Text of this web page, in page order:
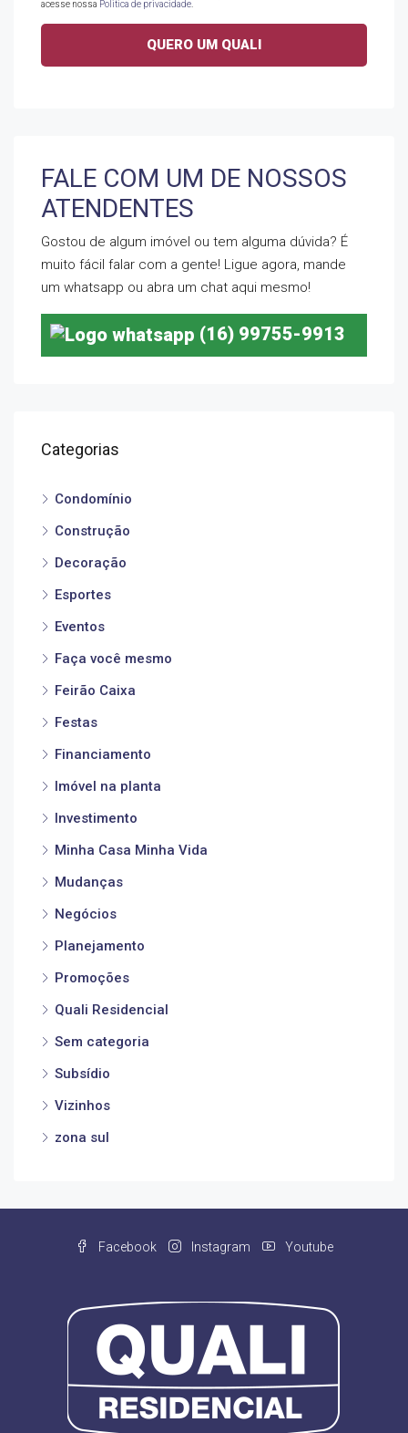
acesse nossa Politica de privacidade
FALE COM UM DE NOSSOS
ATENDENTES
Gostou de algum imóvel ou tem alguma dúvida? É
muito fácil falar com a gente! Ligue agora, mande
um whatsapp ou abra um chat aqui mesmo!
(16) 99755-9913
Categorias
Condomínio
Construção
Decoração
Esportes
Eventos
Faça você mesmo
Feirão Caixa
Festas
Financiamento
Imóvel na planta
Investimento
Minha Casa Minha Vida
Mudanças
Negócios
Planejamento
Promoções
Quali Residencial
Sem categoria
Subsídio
Vizinhos
zona sul
Facebook Instagram Youtube